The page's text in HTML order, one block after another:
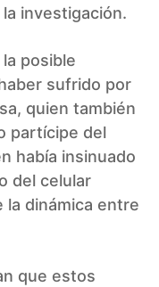
investigación.
posible
sufrido por
quien también
partícipe del
había insinuado
del celular
la dinámica entre
que estos